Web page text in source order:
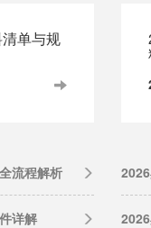
单与规
流程解析
详解